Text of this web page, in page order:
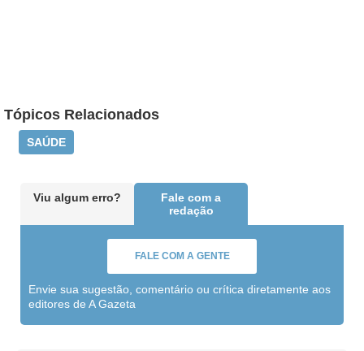
Tópicos Relacionados
SAÚDE
Viu algum erro?
Fale com a
redação
FALE COM A GENTE
Envie sua sugestão, comentário ou crítica diretamente aos
editores de A Gazeta